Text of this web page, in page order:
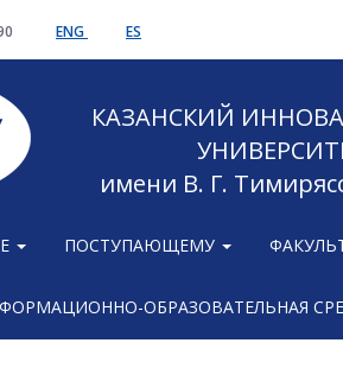
ENG ES
КАЗАНСКИЙ
имени В. Г.
ПОСТУПАЮЩЕМУ
ОБРАЗОВАТЕЛЬНАЯ